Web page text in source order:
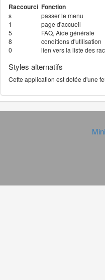
Raccourci Fonction
s
passer le menu
1
page d'accueil
5
FAQ, Aide générale
8
conditions d'utilisation
0
lien vers la liste des
Styles alternatifs
Cette application est dotée d'une